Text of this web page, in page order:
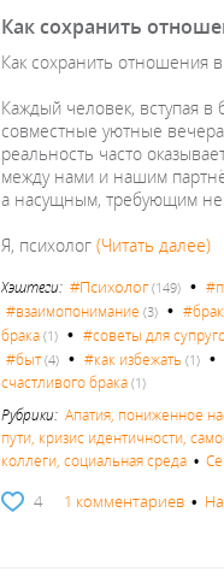
Как сохранить
Как сохранить отношения
Каждый человек, вступая
совместные уютные
реальность часто
между нами и нашим
а насущным, требующим
Я, психолог(Читать далее)
Хэштеги:#Психолог(149) •
#взаимопонимание (3) •#брак
брака (1) •#советы для
#быт(4) •#как избежать (1)
счастливого брака (1)
Рубрики:Апатия, пониженное
пути, кризис идентичности,
коллеги, социальная среда •
4 1 комментариев •